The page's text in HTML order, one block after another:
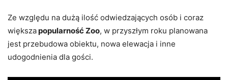
Ze względu na dużą ilość odwiedzających osób i coraz
większapopularność Zoo, w przyszłym roku planowana
jest przebudowa obiektu, nowa elewacja i inne
udogodnienia dla gości.